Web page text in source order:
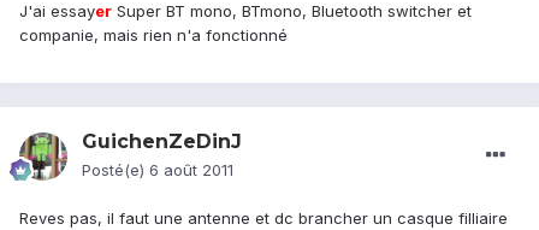
J'ai essayer Super BT mono, BTmono, Bluetooth switcher et
companie, mais rien n'a fonctionné
GuichenZeDinJ
Posté(e) 6 août 2011
Reves pas, il faut une antenne et dc brancher un casque filliaire